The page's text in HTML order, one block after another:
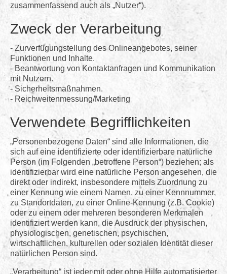
zusammenfassend auch als „Nutzer“).
Zweck der Verarbeitung
- Zurverfügungstellung des Onlineangebotes, seiner
Funktionen und Inhalte.
- Beantwortung von Kontaktanfragen und Kommunikation
mit Nutzern.
- Sicherheitsmaßnahmen.
- Reichweitenmessung/Marketing
Verwendete Begrifflichkeiten
„Personenbezogene Daten“ sind alle Informationen, die
sich auf eine identifizierte oder identifizierbare natürliche
Person (im Folgenden „betroffene Person“) beziehen; als
identifizierbar wird eine natürliche Person angesehen, die
direkt oder indirekt, insbesondere mittels Zuordnung zu
einer Kennung wie einem Namen, zu einer Kennnummer,
zu Standortdaten, zu einer Online-Kennung (z.B. Cookie)
oder zu einem oder mehreren besonderen Merkmalen
identifiziert werden kann, die Ausdruck der physischen,
physiologischen, genetischen, psychischen,
wirtschaftlichen, kulturellen oder sozialen Identität dieser
natürlichen Person sind.
„Verarbeitung“ ist jeder mit oder ohne Hilfe automatisierter